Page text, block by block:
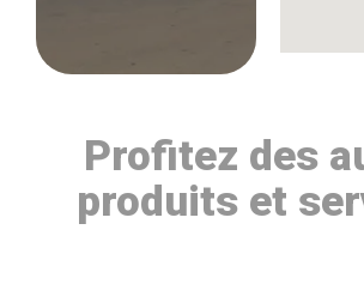
Profitez des
produits et